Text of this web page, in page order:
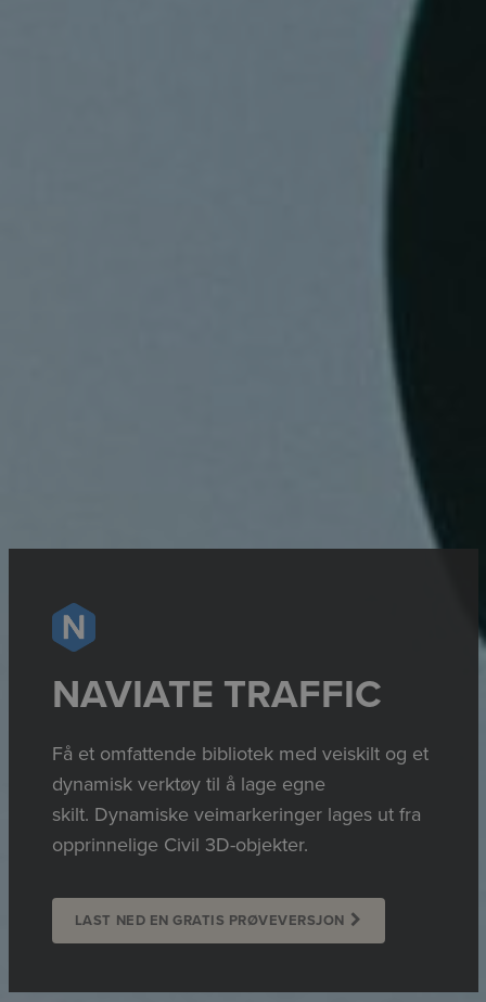
NAVIATE TRAFFIC
Få et omfattende bibliotek med veiskilt og et
dynamisk verktøy til å lage egne
skilt. Dynamiske veimarkeringer lages ut fra
opprinnelige Civil 3D-objekter.
LAST NED EN GRATIS PRØVEVERSJON